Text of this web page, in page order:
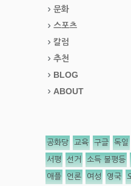
문화
스포츠
칼럼
추천
BLOG
ABOUT
공화당 교육 구글 독일
서평 선거 소득 불평등
애플 언론 여성 영국